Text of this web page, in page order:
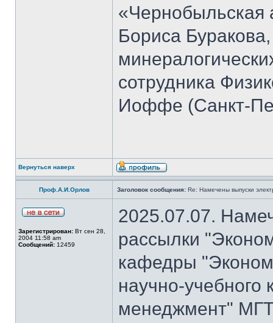
«Чернобыльская
Бориса
сотрудника
Иоффе (Санкт-
Вернуться наверх
Проф.А.И.Орлов Заголовок сообщения: Re: Намечены выпуски
Зарегистрирован: Вт сен 28,
2004 11:58 am
Сообщений: 12459
2025.07.07.
рассылки
кафедры
научно-
менеджмент"